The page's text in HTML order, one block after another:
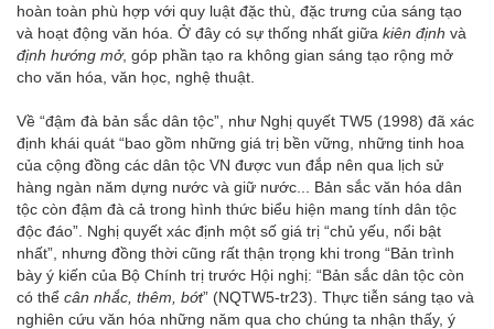
hoàn toàn phù hợp với quy luật đặc thù, đặc trưng của sáng tạo
và hoạt động văn hóa. Ở đây có sự thống nhất giữa kiên định và
định hướng mở, góp phần tạo ra không gian sáng tạo rộng mở
cho văn hóa, văn học, nghệ thuật.
Về “đậm đà bản sắc dân tộc”, như Nghị quyết TW5 (1998) đã xác
định khái quát “bao gồm những giá trị bền vững, những tinh hoa
của cộng đồng các dân tộc VN được vun đắp nên qua lịch sử
hàng ngàn năm dựng nước và giữ nước... Bản sắc văn hóa dân
tộc còn đậm đà cả trong hình thức biểu hiện mang tính dân tộc
độc đáo”. Nghị quyết xác định một số giá trị “chủ yếu, nổi bật
nhất”, nhưng đồng thời cũng rất thận trọng khi trong “Bản trình
bày ý kiến của Bộ Chính trị trước Hội nghị: “Bản sắc dân tộc còn
có thể cân nhắc, thêm, bớt” (NQTW5-tr23). Thực tiễn sáng tạo và
nghiên cứu văn hóa những năm qua cho chúng ta nhận thấy, ý